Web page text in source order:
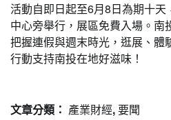
活動自即日起至6月8日為期十
中心旁舉行，展區免費入場。南
把握連假與週末時光，逛展、體
行動支持南投在地好滋味！
文章分類： 產業財經,要聞